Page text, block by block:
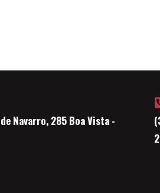
Navarro, 285 Boa Vista -